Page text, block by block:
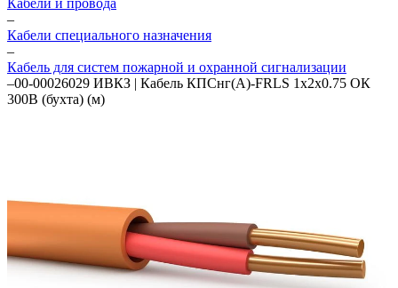
Кабели и провода
–
Кабели специального назначения
–
Кабель для систем пожарной и охранной сигнализации
–00-00026029 ИВКЗ | Кабель КПСнг(А)-FRLS 1х2х0.75 ОК
300В (бухта) (м)